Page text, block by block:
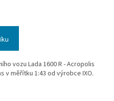
vozu Lada 1600 R - Acropolis
v měřítku 1:43 od výrobce IXO.